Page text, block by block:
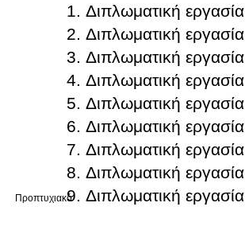
Προπτυχιακό
Διπλωματική εργασία
Διπλωματική εργασία
Διπλωματική εργασία
Διπλωματική εργασία
Διπλωματική εργασία
Διπλωματική εργασία
Διπλωματική εργασία
Διπλωματική εργασία
Διπλωματική εργασία